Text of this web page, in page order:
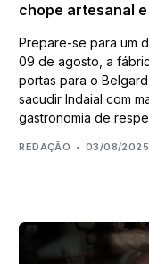
chope artesanal
Prepare-se para um
09 de agosto, a
portas para o
sacudir Indaial com
gastronomia de
REDAÇÃO 03/08/2025